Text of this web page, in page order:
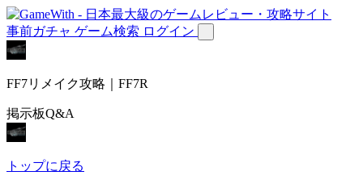
事前ガチャ ゲーム検索 ログイン
FF7リメイク攻略｜FF7R
掲示板Q&A
トップに戻る